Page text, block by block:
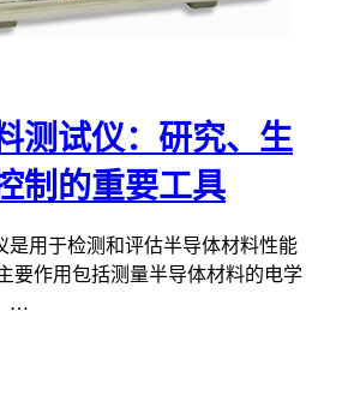
测试仪：研究、生
制的重要工具
是用于检测和评估半导体材料性能
要作用包括测量半导体材料的电学
…